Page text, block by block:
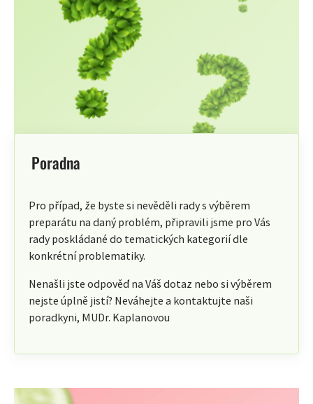
Poradna
Pro případ, že byste si nevěděli rady s výběrem
preparátu na daný problém, připravili jsme pro Vás
rady poskládané do tematických kategorií dle
konkrétní problematiky.
Nenašli jste odpověď na Váš dotaz nebo si výběrem
nejste úplně jistí? Neváhejte a kontaktujte naši
poradkyni, MUDr. Kaplanovou